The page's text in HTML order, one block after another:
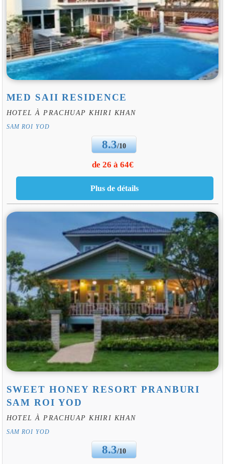
MED SAII RESIDENCE
HOTEL À PRACHUAP KHIRI KHAN
SAM ROI YOD
8.3/10
de 26 à 64€
SWEET HONEY RESORT PRANBURI
SAM ROI YOD
HOTEL À PRACHUAP KHIRI KHAN
SAM ROI YOD
8.3/10